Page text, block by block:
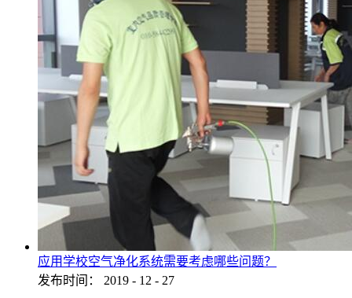
应用学校空气净化系统需要考虑哪些问题？
发布时间：
2019 - 12 - 27